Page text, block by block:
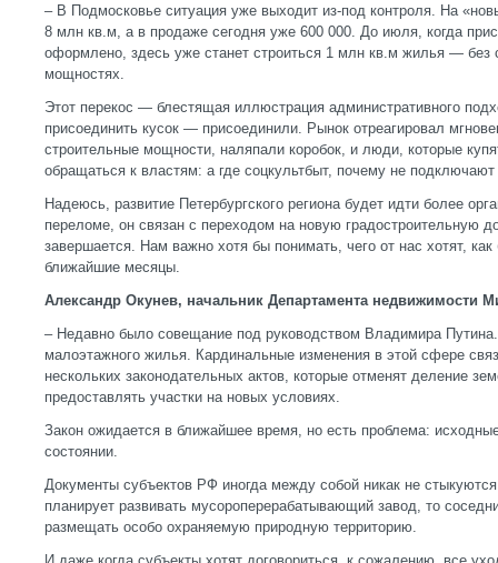
– В Подмосковье ситуация уже выходит из-под контроля. На
8 млн кв.м, а в продаже сегодня уже 600 000. До июля, когда
оформлено, здесь уже станет строиться 1 млн кв.м жилья — без
мощностях.
Этот перекос — блестящая иллюстрация административного
присоединить кусок — присоединили. Рынок отреагировал
строительные мощности, наляпали коробок, и люди, которые
обращаться к властям: а где соцкультбыт, почему не
Надеюсь, развитие Петербургского региона будет идти более
переломе, он связан с переходом на новую градостроительную
завершается. Нам важно хотя бы понимать, чего от нас хотят,
ближайшие месяцы.
Александр Окунев, начальник Департамента недвижимости
– Недавно было совещание под руководством Владимира
малоэтажного жилья. Кардинальные изменения в этой сфере
нескольких законодательных актов, которые отменят деление
предоставлять участки на новых условиях.
Закон ожидается в ближайшее время, но есть проблема:
состоянии.
Документы субъектов РФ иногда между собой никак не
планирует развивать мусороперерабатывающий завод, то
размещать особо охраняемую природную территорию.